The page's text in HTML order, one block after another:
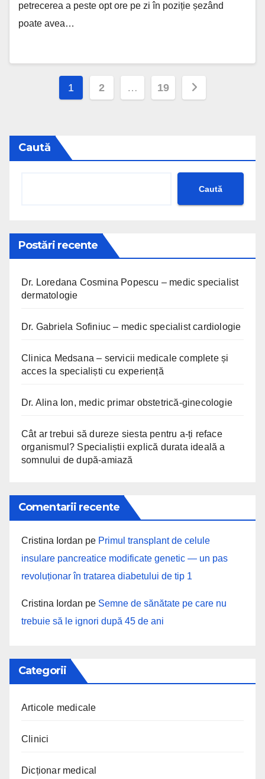
petrecerea a peste opt ore pe zi în poziție șezând
poate avea…
Paginație
1 2 … 19
Caută
Caută
Postări recente
Dr. Loredana Cosmina Popescu – medic specialist
dermatologie
Dr. Gabriela Sofiniuc – medic specialist cardiologie
Clinica Medsana – servicii medicale complete și
acces la specialiști cu experiență
Dr. Alina Ion, medic primar obstetrică-ginecologie
Cât ar trebui să dureze siesta pentru a-ți reface
organismul? Specialiștii explică durata ideală a
somnului de după-amiază
Comentarii recente
Cristina Iordan pe Primul transplant de celule
insulare pancreatice modificate genetic — un pas
revoluționar în tratarea diabetului de tip 1
Cristina Iordan pe Semne de sănătate pe care nu
trebuie să le ignori după 45 de ani
Categorii
Articole medicale
Clinici
Dicționar medical